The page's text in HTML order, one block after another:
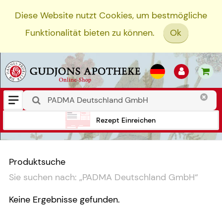
Diese Website nutzt Cookies, um bestmögliche
Funktionalität bieten zu können.
Ok
Rezept Einreichen
Produktsuche
Sie suchen nach: „PADMA Deutschland GmbH“
Keine Ergebnisse gefunden.